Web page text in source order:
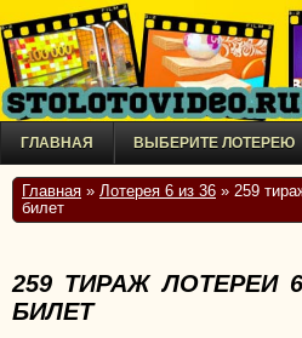
ГЛАВНАЯ ВЫБЕРИТЕ ЛОТЕРЕЮ
Главная » Лотерея 6 из 36 » 259
билет
259 ТИРАЖ ЛОТЕРЕИ
БИЛЕТ